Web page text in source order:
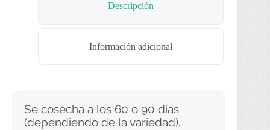
Descripción
Información adicional
Se cosecha a los 60 o 90 días
(dependiendo de la variedad).